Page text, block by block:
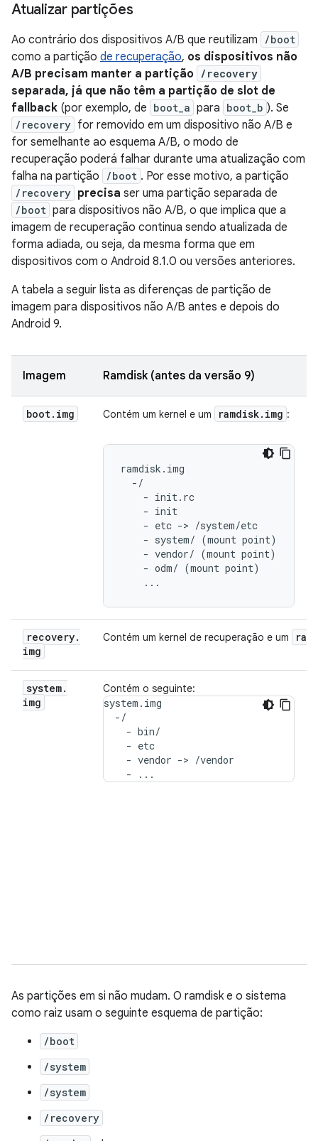
Atualizar partições
Ao contrário dos dispositivos A/B que reutilizam /boot
como a partição de recuperação, os dispositivos não
A/B precisam manter a partição /recovery
separada, já que não têm a partição de slot de
fallback (por exemplo, de boot_a para boot_b ). Se
/recovery for removido em um dispositivo não A/B e
for semelhante ao esquema A/B, o modo de
recuperação poderá falhar durante uma atualização com
falha na partição
/boot . Por esse motivo, a partição
/recovery precisa ser uma partição separada de
/boot para dispositivos não A/B, o que implica que a
imagem de recuperação continua sendo atualizada de
forma adiada, ou seja, da mesma forma que em
dispositivos com o Android 8.1.0 ou versões anteriores.
A tabela a seguir lista as diferenças de partição de
imagem para dispositivos não A/B antes e depois do
Android 9.
Imagem Ramdisk (antes da versão 9)
boot. img Contém um kernel e um ramdisk. img :
ramdisk.img
  -/
    - init.rc
    - init
    - etc -> /system/etc
    - system/ (mount point)
    - vendor/ (mount point)
    - odm/ (mount point)
    ...
recovery.
img
Contém um kernel de recuperação e um
system.
img
Contém o seguinte:
system.img
  -/
    - bin/
    - etc
    - vendor -> /vendor
    - ...
As partições em si não mudam. O ramdisk e o sistema
como raiz usam o seguinte esquema de partição:
/boot
/system
/system
/recovery